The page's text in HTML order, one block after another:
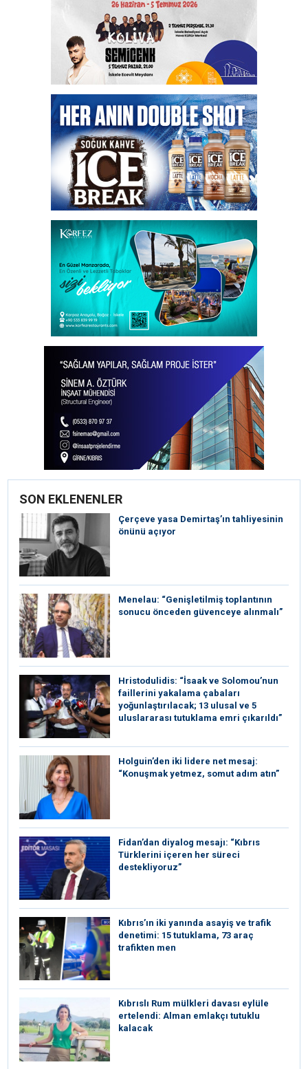
SON EKLENENLER
Çerçeve yasa Demirtaş’ın tahliyesinin
önünü açıyor
Menelau: “Genişletilmiş toplantının
sonucu önceden güvenceye alınmalı”
Hristodulidis: “İsaak ve Solomou’nun
faillerini yakalama çabaları
yoğunlaştırılacak; 13 ulusal ve 5
uluslararası tutuklama emri çıkarıldı”
Holguin’den iki lidere net mesaj:
“Konuşmak yetmez, somut adım atın”
Fidan’dan diyalog mesajı: “Kıbrıs
Türklerini içeren her süreci
destekliyoruz”
Kıbrıs’ın iki yanında asayiş ve trafik
denetimi: 15 tutuklama, 73 araç
trafikten men
Kıbrıslı Rum mülkleri davası eylüle
ertelendi: Alman emlakçı tutuklu
kalacak